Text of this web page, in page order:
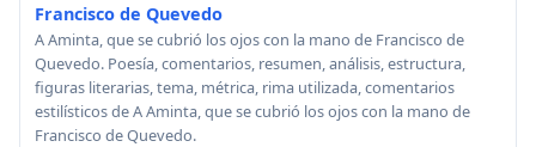
Francisco de Quevedo
A Aminta, que se cubrió los ojos con la mano de Francisco de
Quevedo. Poesía, comentarios, resumen, análisis, estructura,
figuras literarias, tema, métrica, rima utilizada, comentarios
estilísticos de A Aminta, que se cubrió los ojos con la mano de
Francisco de Quevedo.